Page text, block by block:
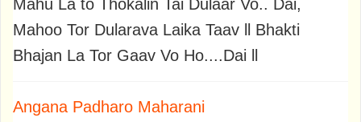
Mahu La to Thokalin Tai Dulaar Vo.. Dai,
Mahoo Tor Dularava Laika Taav ll Bhakti
Bhajan La Tor Gaav Vo Ho....Dai ll
Angana Padharo Maharani